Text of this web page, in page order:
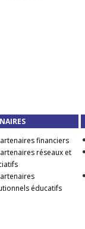
financiers
réseaux et
éducatifs